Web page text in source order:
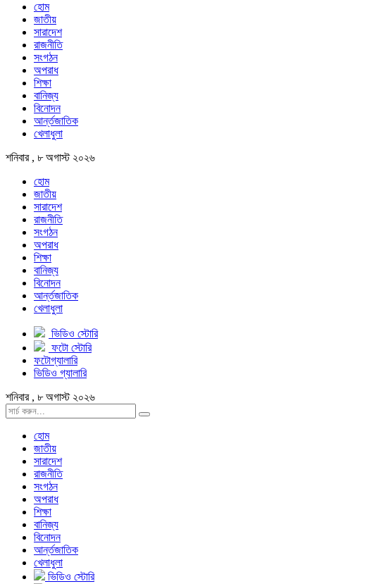
হোম
জাতীয়
সারাদেশ
রাজনীতি
সংগঠন
অপরাধ
শিক্ষা
বানিজ্য
বিনোদন
আর্ন্তজাতিক
খেলাধুলা
শনিবার , ৮ অগাস্ট ২০২৬
হোম
জাতীয়
সারাদেশ
রাজনীতি
সংগঠন
অপরাধ
শিক্ষা
বানিজ্য
বিনোদন
আর্ন্তজাতিক
খেলাধুলা
ভিডিও স্টোরি
ফটো স্টোরি
ফটোগ্যালারি
ভিডিও গ্যালারি
শনিবার , ৮ অগাস্ট ২০২৬
হোম
জাতীয়
সারাদেশ
রাজনীতি
সংগঠন
অপরাধ
শিক্ষা
বানিজ্য
বিনোদন
আর্ন্তজাতিক
খেলাধুলা
ভিডিও স্টোরি